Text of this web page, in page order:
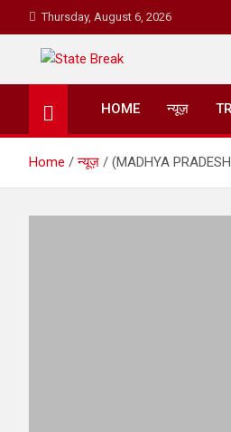
to
content
Thursday, August 6, 2026
State Break
HOME न्यूज़
Home न्यूज़ (MADHYA PRADESH